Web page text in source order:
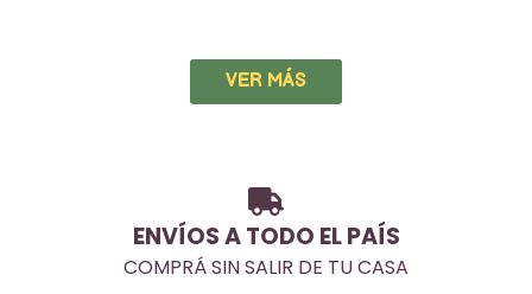
VER MÁS
ENVÍOS A TODO EL PAÍS
COMPRÁ SIN SALIR DE TU CASA